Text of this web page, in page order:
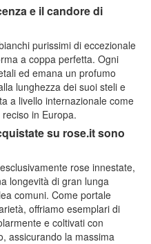
e il candore di
purissimi di eccezionale
a coppa perfetta. Ogni
ed emana un profumo
lunghezza dei suoi steli e
a livello internazionale come
in Europa.
su rose.it sono
rose innestate,
longevità di gran lunga
comuni. Come portale
offriamo esemplari di
e coltivati con
assicurando la massima